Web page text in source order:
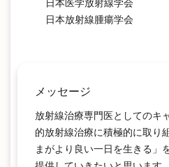
日本医学放射線学会
日本放射線腫瘍学会
メッセージ
放射線治療専門医としてのキ
的放射線治療に積極的に取り
まがより良い一日を生きる」